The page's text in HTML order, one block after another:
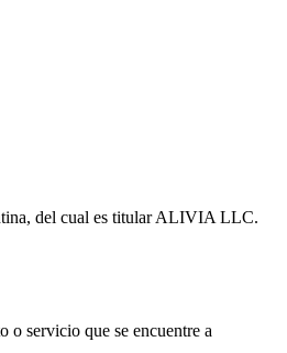
del cual es titular ALIVIA LLC.
servicio que se encuentre a